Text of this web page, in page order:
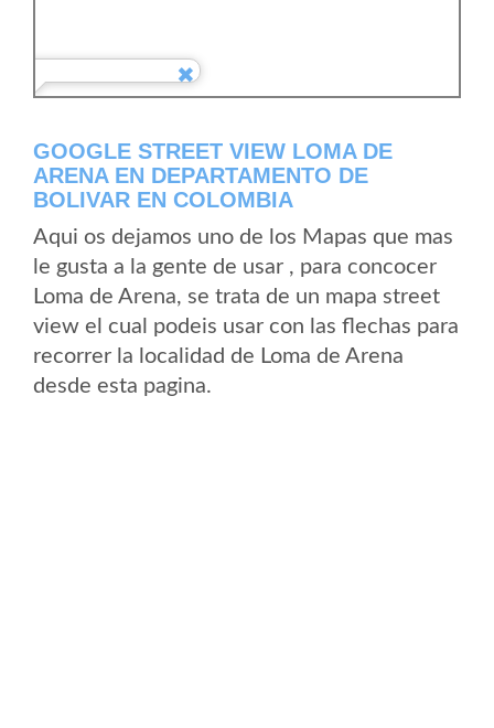
GOOGLE STREET VIEW LOMA DE
ARENA EN DEPARTAMENTO DE
BOLIVAR EN COLOMBIA
Aqui os dejamos uno de los Mapas que mas
le gusta a la gente de usar , para concocer
Loma de Arena, se trata de un mapa street
view el cual podeis usar con las flechas para
recorrer la localidad de Loma de Arena
desde esta pagina.